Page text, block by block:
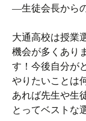
―生徒会長から
大通高校は授業
機会が多くあり
す！今後自分が
やりたいことは
あれば先生や生
とってベストな